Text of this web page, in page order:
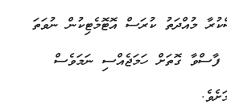
މުއްދަތު ކުރަސް އޮޓޮމެޓިކުން ނުވަތަ
ފާސްވާ ގޮތަށް ހަމަޖެއްސި ނަމަވެސް